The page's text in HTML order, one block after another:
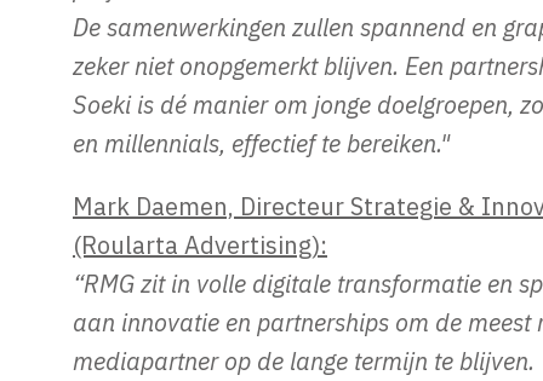
De samenwerkingen zullen spannend en
zeker niet onopgemerkt blijven. Een
Soeki is dé manier om jonge doelgroepen,
en millennials, effectief te bereiken."
Mark Daemen, Directeur Strategie &
(Roularta Advertising):
“RMG zit in volle digitale transformatie en
aan innovatie en partnerships om de meest
mediapartner op de lange termijn te blijven.